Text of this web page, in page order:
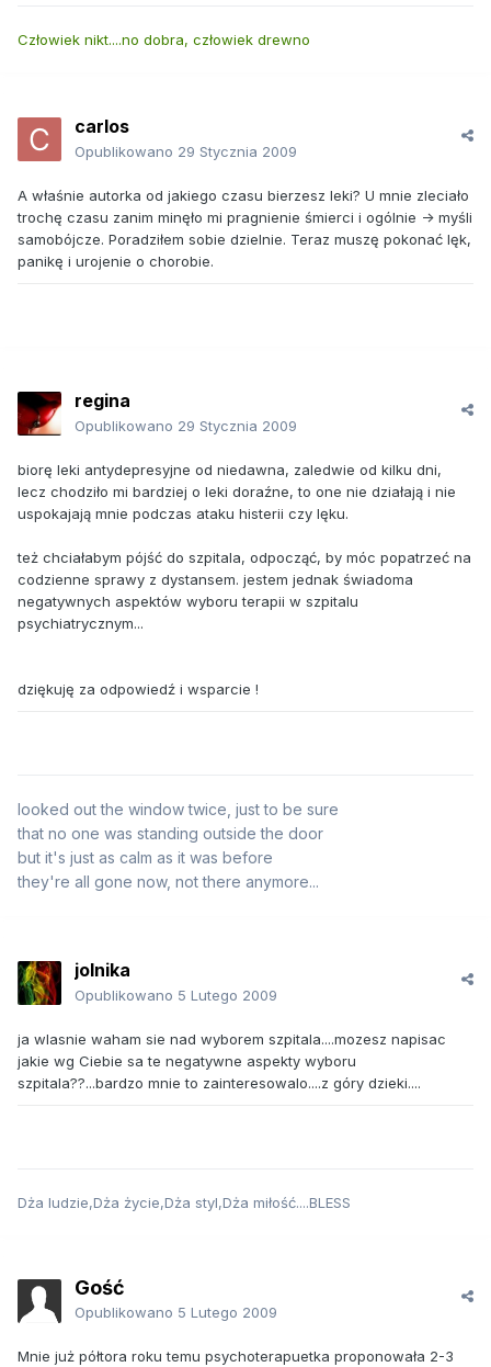
Człowiek nikt....no dobra, człowiek drewno
carlos
Opublikowano 29 Stycznia 2009
A właśnie autorka od jakiego czasu bierzesz leki? U mnie zleciało
trochę czasu zanim minęło mi pragnienie śmierci i ogólnie -> myśli
samobójcze. Poradziłem sobie dzielnie. Teraz muszę pokonać lęk,
panikę i urojenie o chorobie.
regina
Opublikowano 29 Stycznia 2009
biorę leki antydepresyjne od niedawna, zaledwie od kilku dni,
lecz chodziło mi bardziej o leki doraźne, to one nie działają i nie
uspokajają mnie podczas ataku histerii czy lęku.
też chciałabym pójść do szpitala, odpocząć, by móc popatrzeć na
codzienne sprawy z dystansem. jestem jednak świadoma
negatywnych aspektów wyboru terapii w szpitalu
psychiatrycznym...
dziękuję za odpowiedź i wsparcie !
looked out the window twice, just to be sure
that no one was standing outside the door
but it's just as calm as it was before
they're all gone now, not there anymore...
jolnika
Opublikowano 5 Lutego 2009
ja wlasnie waham sie nad wyborem szpitala....mozesz napisac
jakie wg Ciebie sa te negatywne aspekty wyboru
szpitala??...bardzo mnie to zainteresowalo....z góry dzieki....
Dża ludzie,Dża życie,Dża styl,Dża miłość....BLESS
Gość
Opublikowano 5 Lutego 2009
Mnie już półtora roku temu psychoterapuetka proponowała 2-3